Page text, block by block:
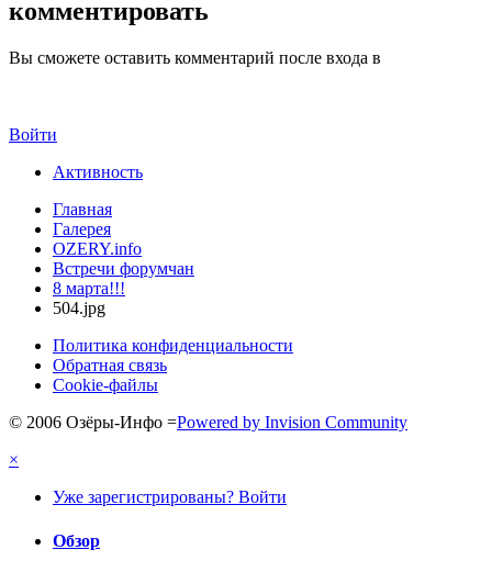
комментировать
Вы сможете оставить комментарий после входа в
Войти
Активность
Главная
Галерея
OZERY.info
Встречи форумчан
8 марта!!!
504.jpg
Политика конфиденциальности
Обратная связь
Cookie-файлы
© 2006 Озёры-Инфо =Powered by Invision Community
×
Уже зарегистрированы? Войти
Обзор